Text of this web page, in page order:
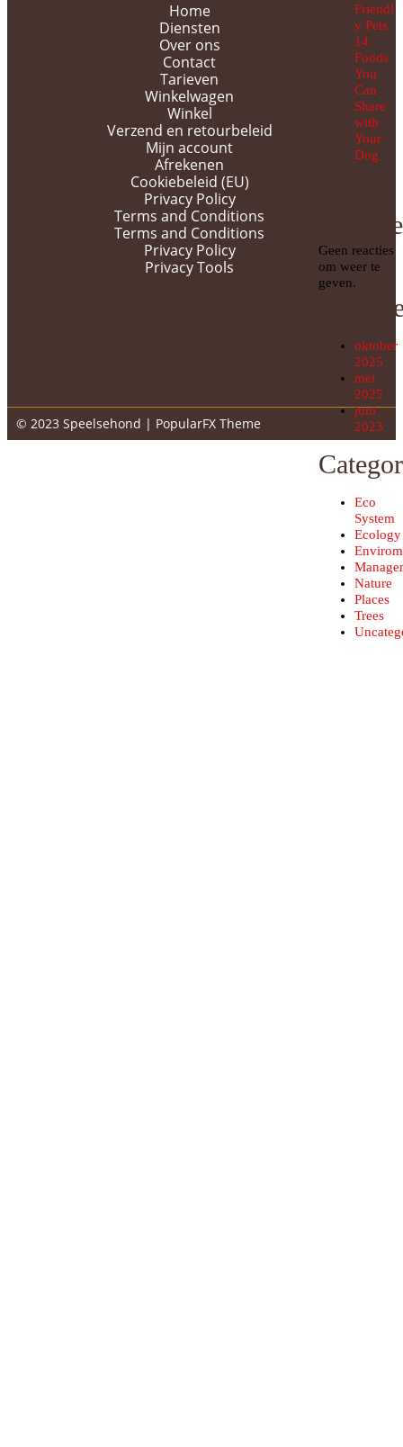
Friendl
y Pets
14
Foods
You
Can
Share
with
Your
Dog
Geen reacties
om weer te
geven.
oktober
2025
mei
2025
juni
2023
Eco
System
Ecology
Nature
Places
Trees
Home
Diensten
Over ons
Contact
Tarieven
Winkelwagen
Winkel
Verzend en retourbeleid
Mijn account
Afrekenen
Cookiebeleid (EU)
Privacy Policy
Terms and Conditions
Terms and Conditions
Privacy Policy
Privacy Tools
© 2023 Speelsehond | PopularFX Theme